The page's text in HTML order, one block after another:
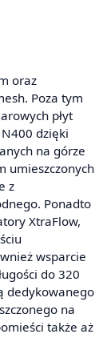
oraz
Poza tym
płyt
dzięki
na górze
umieszczonych
z
Ponadto
XtraFlow,
wsparcie
do 320
dedykowanego
na
także aż